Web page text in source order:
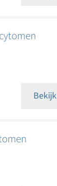
Bekijk